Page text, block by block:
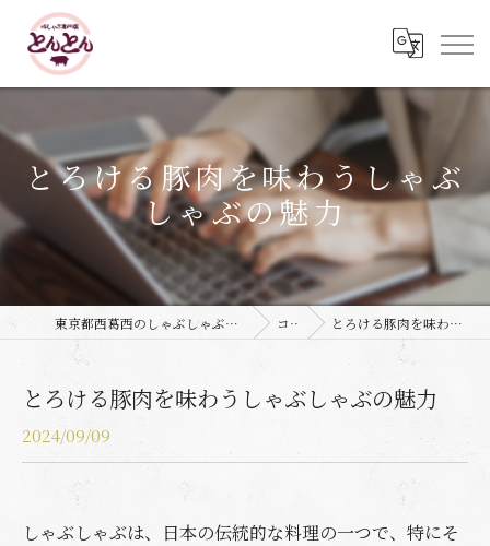
とろける豚肉を味わうしゃぶ
しゃぶの魅力
東京都西葛西のしゃぶしゃぶなら豚しゃぶ専門店 とんとん コラム とろける豚肉を味わうしゃぶしゃぶの魅力
とろける豚肉を味わうしゃぶしゃぶの魅力
2024/09/09
しゃぶしゃぶは、日本の伝統的な料理の一つで、特にそ